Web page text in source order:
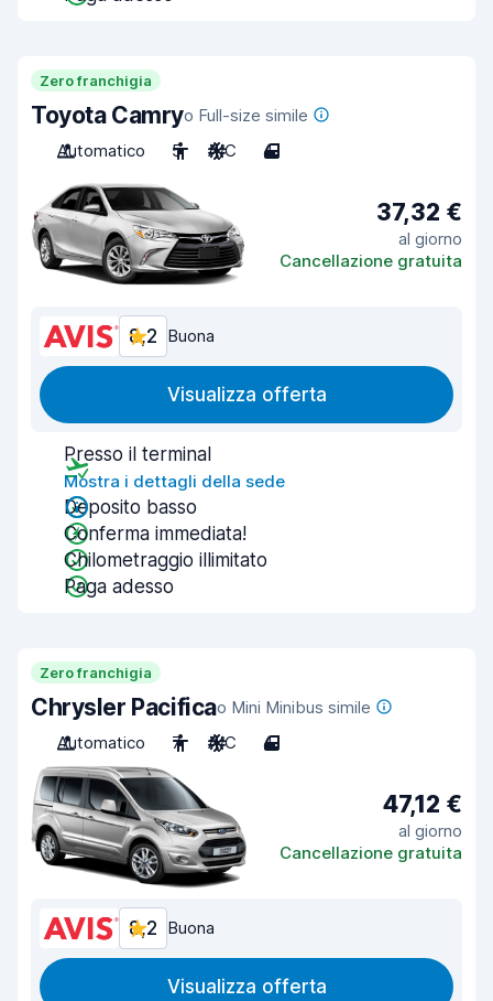
Zero franchigia
Toyota Camryo Full-size simile
Automatico
5 A/C 4
37,32 €
al giorno
Cancellazione gratuita
8,2 Buona
Visualizza offerta
Presso il terminal
Mostra i dettagli della sede
Deposito basso
Conferma immediata!
Chilometraggio illimitato
Paga adesso
Zero franchigia
Chrysler Pacificao Mini Minibus simile
Automatico
7 A/C 4
47,12 €
al giorno
Cancellazione gratuita
8,2 Buona
Visualizza offerta